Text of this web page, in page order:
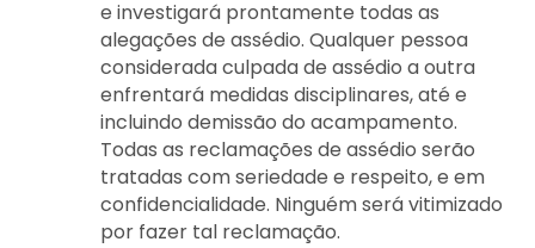
e investigará prontamente todas as
alegações de assédio. Qualquer pessoa
considerada culpada de assédio a outra
enfrentará medidas disciplinares, até e
incluindo demissão do acampamento.
Todas as reclamações de assédio serão
tratadas com seriedade e respeito, e em
confidencialidade. Ninguém será vitimizado
por fazer tal reclamação.